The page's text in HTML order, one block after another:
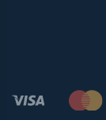
Русские и
Оптический